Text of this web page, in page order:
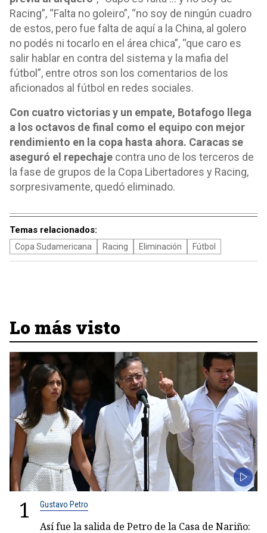
Racing”, “Falta no goleiro”, “no soy de ningún cuadro
de estos, pero fue falta de aquí a la China, al golero
no podés ni tocarlo en el área chica”, “que caro es
salir hablar en contra del sistema y la mafia del
fútbol”, entre otros son los comentarios de los
aficionados al fútbol en redes sociales.
Con cuatro victorias y un empate, Botafogo llega
a los octavos de final como el equipo con mejor
rendimiento en la copa hasta ahora. Caracas se
aseguró el repechaje contra uno de los terceros de
la fase de grupos de la Copa Libertadores y Racing,
sorpresivamente, quedó eliminado.
Temas relacionados:
Copa Sudamericana Racing Eliminación Fútbol
Lo más visto
1 Gustavo Petro
Así fue la salida de Petro de la Casa de Nariño: